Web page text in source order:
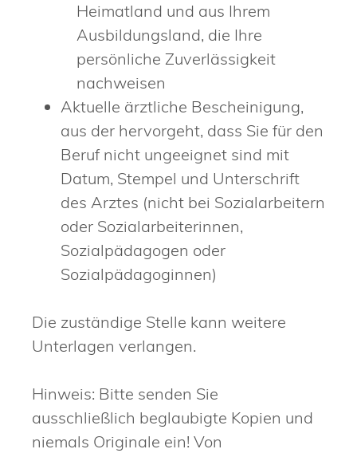
Heimatland und aus Ihrem
Ausbildungsland, die Ihre
persönliche Zuverlässigkeit
nachweisen
Aktuelle ärztliche Bescheinigung,
aus der hervorgeht, dass Sie für den
Beruf nicht ungeeignet sind mit
Datum, Stempel und Unterschrift
des Arztes (nicht bei Sozialarbeitern
oder Sozialarbeiterinnen,
Sozialpädagogen oder
Sozialpädagoginnen)
Die zuständige Stelle kann weitere
Unterlagen verlangen.
Hinweis: Bitte senden Sie
ausschließlich beglaubigte Kopien und
niemals Originale ein! Von